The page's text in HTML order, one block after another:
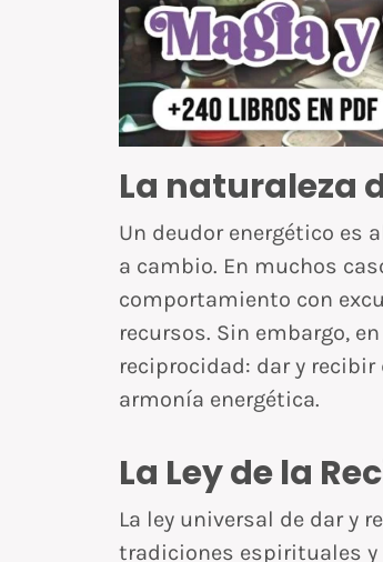
La naturaleza
Un deudor energético es
a cambio. En muchos
comportamiento con
recursos. Sin embargo,
reciprocidad: dar y
armonía energética.
La Ley de la
La ley universal de dar y
tradiciones espirituales